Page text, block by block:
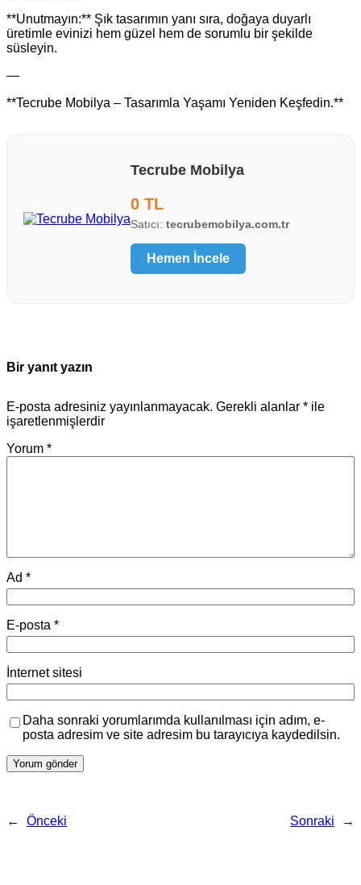
**Unutmayın:** Şık tasarımın yanı sıra, doğaya duyarlı
üretimle evinizi hem güzel hem de sorumlu bir şekilde
süsleyin.
—
**Tecrube Mobilya – Tasarımla Yaşamı Yeniden Keşfedin.**
Tecrube Mobilya
0 TL
Satıcı: tecrubemobilya.com.tr
Hemen İncele
Bir yanıt yazın
E-posta adresiniz yayınlanmayacak. Gerekli alanlar * ile
işaretlenmişlerdir
Yorum *
Ad *
E-posta *
İnternet sitesi
Daha sonraki yorumlarımda kullanılması için adım, e-
posta adresim ve site adresim bu tarayıcıya kaydedilsin.
← Önceki Sonraki →